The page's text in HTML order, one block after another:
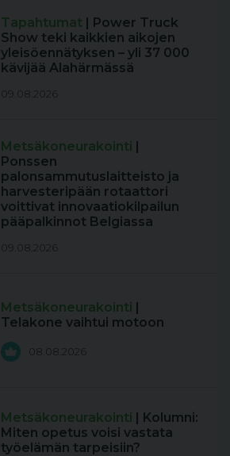
Tapahtumat | Power Truck
Show teki kaikkien aikojen
yleisöennätyksen – yli 37 000
kävijää Alahärmässä
09.08.2026
Metsäkoneurakointi |
Ponssen
palonsammutuslaitteisto ja
harvesteripään rotaattori
voittivat innovaatiokilpailun
pääpalkinnot Belgiassa
09.08.2026
Metsäkoneurakointi |
Telakone vaihtui motoon
08.08.2026
Metsäkoneurakointi | Kolumni:
Miten opetus voisi vastata
työelämän tarpeisiin?